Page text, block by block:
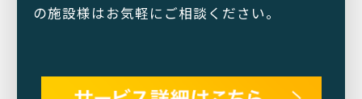
の施設様はお気軽にご相談ください。